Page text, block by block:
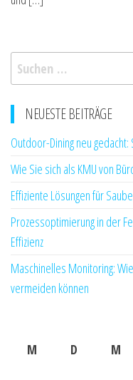
Suchen
nach:
NEUESTE BEITRÄGE
Outdoor-Dining neu
Wie Sie sich als KMU von
Effiziente Lösungen für
Prozessoptimierung in der
Effizienz
Maschinelles Monitoring:
vermeiden können
M
D M